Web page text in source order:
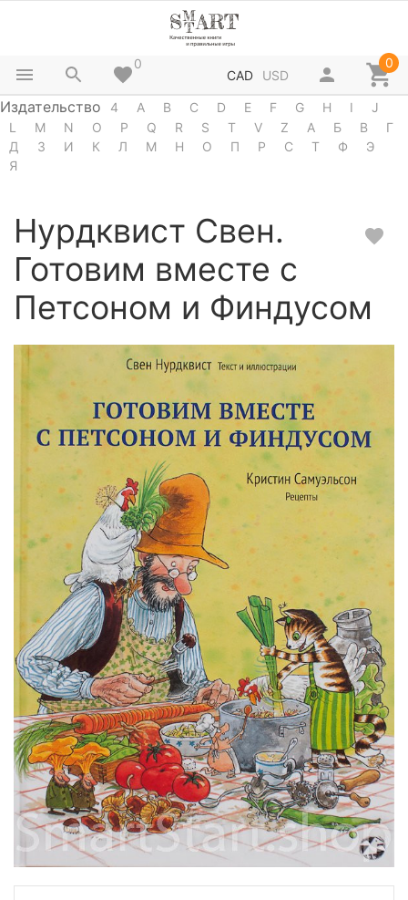
0
CAD USD
0
Издательство 4 A B C D E F G H I
J
L
M N O P Q R S T V Z А Б В
Г
Д
З И К Л М Н О П Р С Т Ф
Э
Я
Нурдквист Свен.
Готовим вместе с
Петсоном и Финдусом